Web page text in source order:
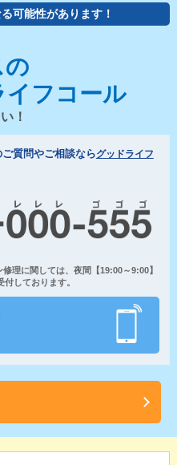
可能性があります！
の
イフコール
！
質問やご相談ならグッドライフ
理に関しては、夜間【19:00～9:00】
しております。